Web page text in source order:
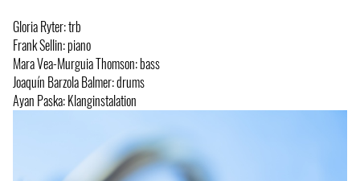
Gloria Ryter: trb
Frank Sellin: piano
Mara Vea-Murguia Thomson: bass
Joaquín Barzola Balmer: drums
Ayan Paska: Klanginstalation